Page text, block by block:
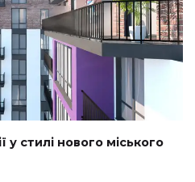
стилі нового міського